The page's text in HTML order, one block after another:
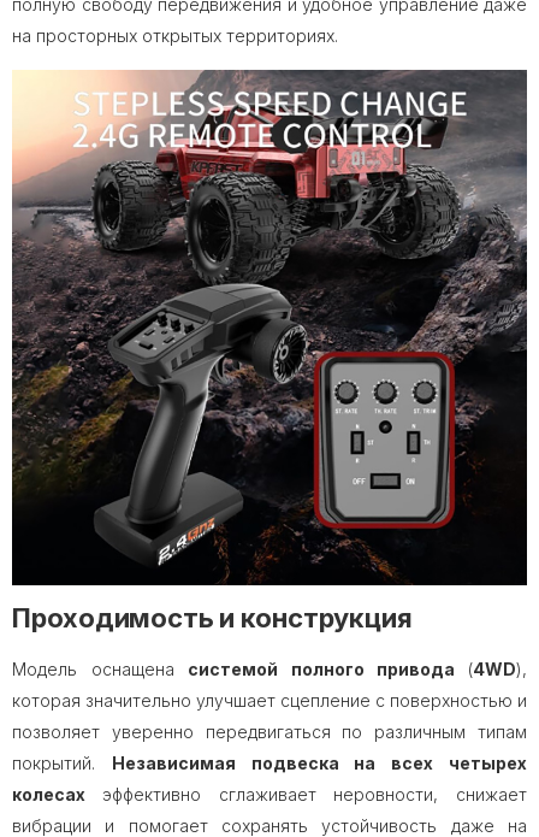
на просторных открытых территориях.
Проходимость и конструкция
Модель оснащена системой полного привода (4WD),
которая значительно улучшает сцепление с поверхностью и
позволяет уверенно передвигаться по различным типам
покрытий. Независимая подвеска на всех четырех
колесах эффективно сглаживает неровности, снижает
вибрации и помогает сохранять устойчивость даже на